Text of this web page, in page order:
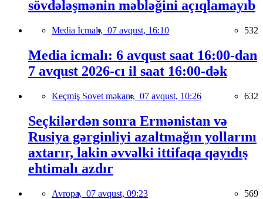
sövdələşmənin məbləğini açıqlamayıb
Media İcmalı, 07 avqust, 16:10 532
Media icmalı: 6 avqust saat 16:00-dan
7 avqust 2026-cı il saat 16:00-dək
Keçmiş Sovet məkanı, 07 avqust, 10:26 632
Seçkilərdən sonra Ermənistan və
Rusiya gərginliyi azaltmağın yollarını
axtarır, lakin əvvəlki ittifaqa qayıdış
ehtimalı azdır
Avropa, 07 avqust, 09:23 569